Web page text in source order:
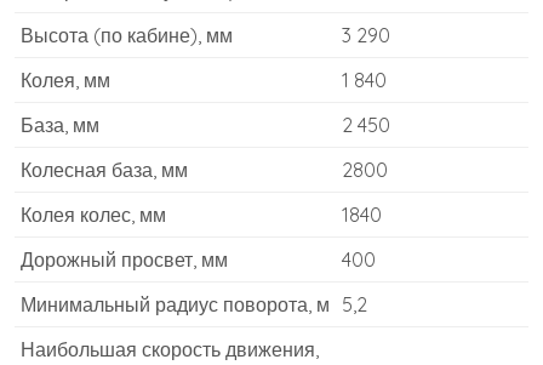
Высота (по кабине), мм
3 290
Колея, мм
1 840
База, мм
2 450
Колесная база, мм
2800
Колея колес, мм
1840
Дорожный просвет, мм
400
Минимальный радиус поворота, м 5,2
Наибольшая скорость движения,